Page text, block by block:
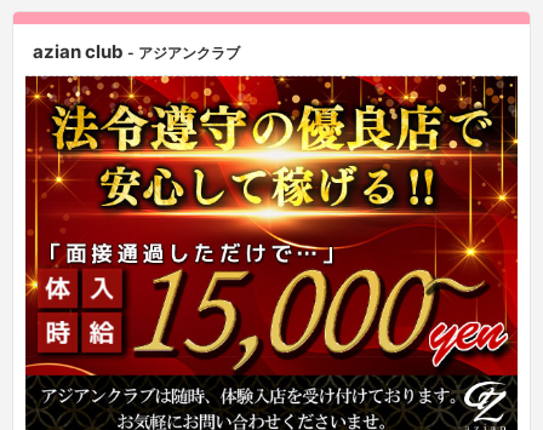
azian club - アジアンクラブ